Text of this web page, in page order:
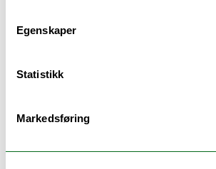
Egenskaper
Statistikk
Markedsføring
med emosjonene våre” - sa en av
foredragsholderne under BIP-
undervisning og formidling, sier
Universitetsbiblioteket.
Deling av kunnskap